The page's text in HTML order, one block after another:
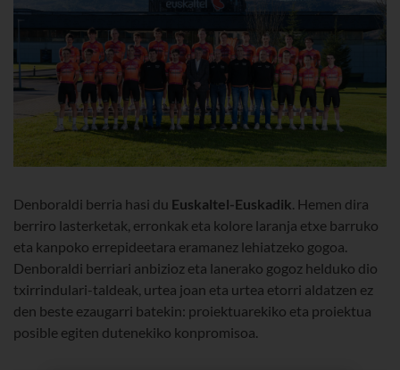
Denboraldi berria hasi du Euskaltel-Euskadik. Hemen dira
berriro lasterketak, erronkak eta kolore laranja etxe barruko
eta kanpoko errepideetara eramanez lehiatzeko gogoa.
Denboraldi berriari anbizioz eta lanerako gogoz helduko dio
txirrindulari-taldeak, urtea joan eta urtea etorri aldatzen ez
den beste ezaugarri batekin: proiektuarekiko eta proiektua
posible egiten dutenekiko konpromisoa.